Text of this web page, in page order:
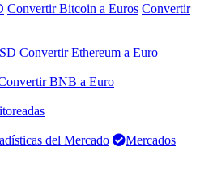
Convertir Bitcoin a Euros Convertir
Convertir Ethereum a Euro
BNB a Euro
del Mercado
Mercados